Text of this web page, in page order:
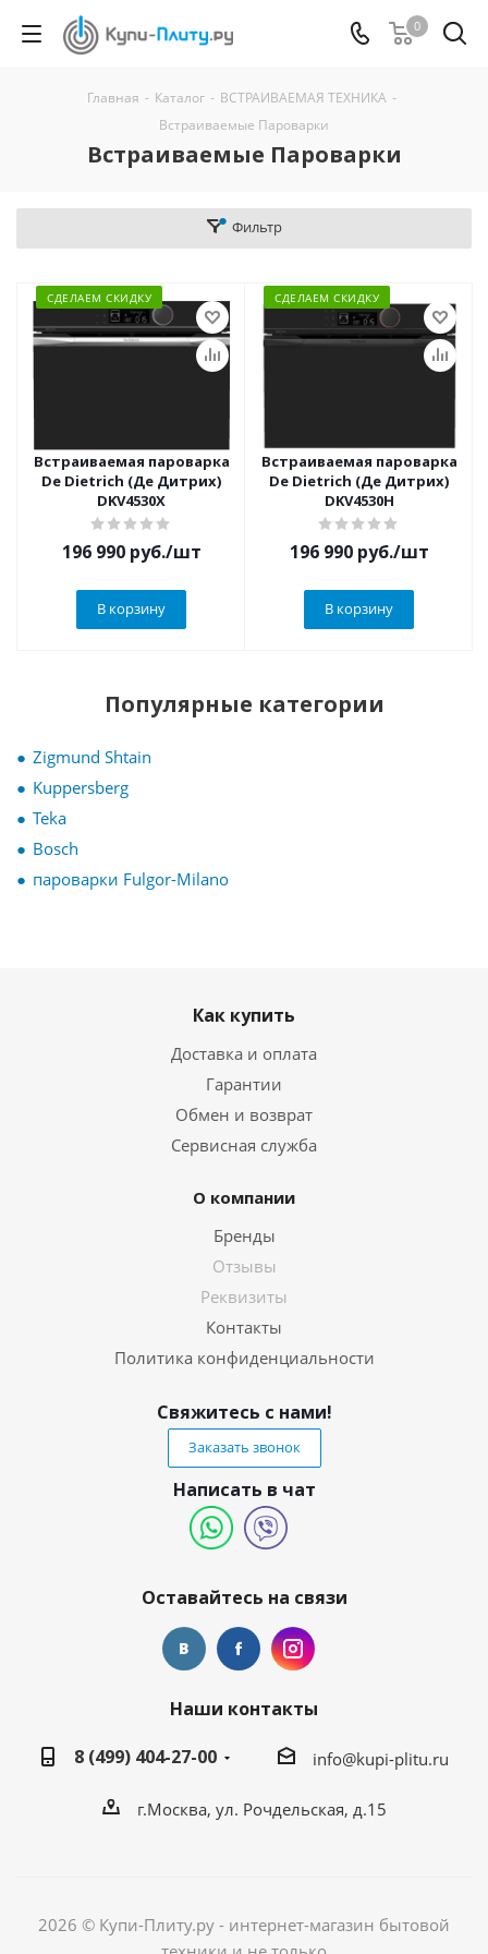
0
Главная - Каталог - ВСТРАИВАЕМАЯ ТЕХНИКА -
Встраиваемые Пароварки
Встраиваемые Пароварки
Фильтр
СДЕЛАЕМ СКИДКУ
Встраиваемая пароварка
De Dietrich (Де Дитрих)
DKV4530X
196 990руб./шт
В корзину
СДЕЛАЕМ СКИДКУ
Встраиваемая пароварка
De Dietrich (Де Дитрих)
DKV4530H
196 990руб./шт
В корзину
Популярные категории
Zigmund Shtain
Kuppersberg
Teka
Bosch
пароварки Fulgor-Milano
Как купить
Доставка и оплата
Гарантии
Обмен и возврат
Сервисная служба
О компании
Бренды
Отзывы
Реквизиты
Контакты
Политика конфиденциальности
Свяжитесь с нами!
Заказать звонок
Написать в чат
Оставайтесь на связи
Наши контакты
8 (499) 404-27-00
info@kupi-plitu.ru
г.Москва, ул. Рочдельская, д.15
2026 © Купи-Плиту.ру - интернет-магазин бытовой